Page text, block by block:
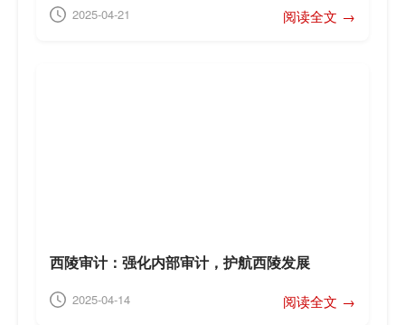
2025-04-21 阅读全文 →
西陵审计：强化内部审计，护航西陵发展
2025-04-14 阅读全文 →